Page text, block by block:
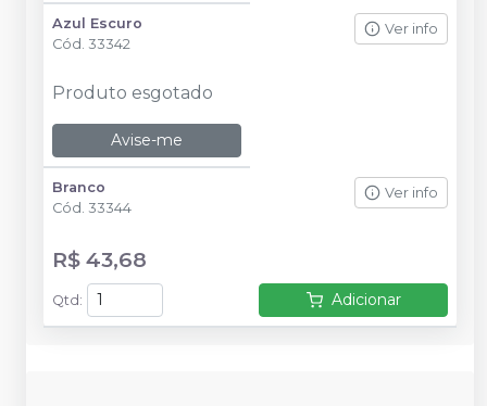
Azul Escuro
Cód. 33342
Ver info
Produto esgotado
Avise-me
Branco
Cód. 33344
Ver info
R$ 43,68
Qtd: Adicionar